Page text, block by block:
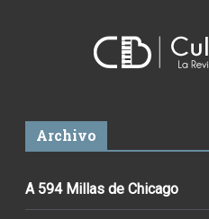
Archivo
A 594 Millas de Chicago